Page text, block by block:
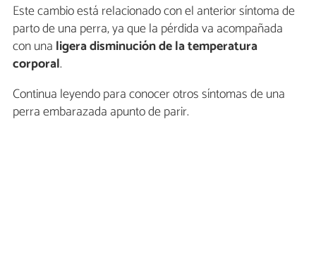
Este cambio está relacionado con el anterior síntoma de
parto de una perra, ya que la pérdida va acompañada
con una ligera disminución de la temperatura
corporal.
Continua leyendo para conocer otros síntomas de una
perra embarazada apunto de parir.